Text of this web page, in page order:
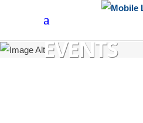
EVENTS